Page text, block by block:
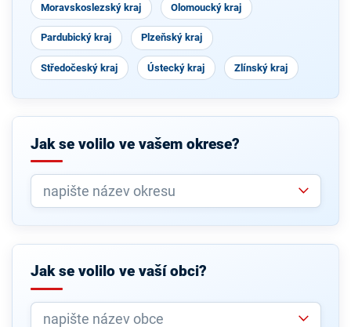
Moravskoslezský kraj Olomoucký kraj
Pardubický kraj Plzeňský kraj
Středočeský kraj Ústecký kraj Zlínský kraj
Jak se volilo ve vašem okrese?
Jak se volilo ve vaší obci?